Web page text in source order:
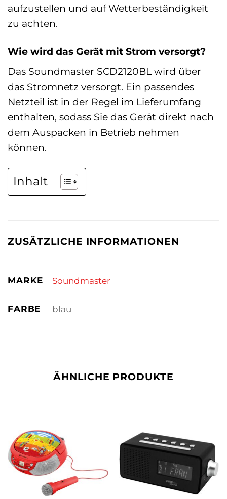
aufzustellen und auf Wetterbeständigkeit
zu achten.
Wie wird das Gerät mit Strom versorgt?
Das Soundmaster SCD2120BL wird über
das Stromnetz versorgt. Ein passendes
Netzteil ist in der Regel im Lieferumfang
enthalten, sodass Sie das Gerät direkt nach
dem Auspacken in Betrieb nehmen
können.
Inhalt
ZUSÄTZLICHE INFORMATIONEN
MARKE Soundmaster
FARBE blau
ÄHNLICHE PRODUKTE